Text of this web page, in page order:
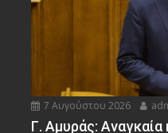
7 Αυγούστου 2026
Γ. Αμυράς: Αναγκαία